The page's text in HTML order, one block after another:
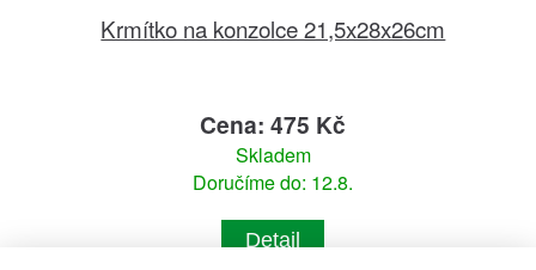
Krmítko na konzolce 21,5x28x26cm
Cena: 475 Kč
Skladem
Doručíme do: 12.8.
Detail